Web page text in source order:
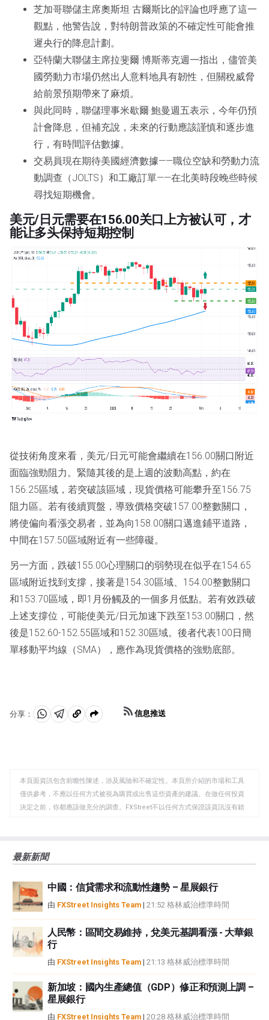
芝加哥聯儲主席奧斯坦·古爾斯比的評論也呼應了這一
觀點，他警告說，對特朗普政策的不確定性可能會推
遲央行的降息計劃。
亞特蘭大聯儲主席拉斐爾·博斯蒂克週一指出，儘管美
國勞動力市場仍然出人意料地具有韌性，但關稅威脅
給前景預期帶來了麻煩。
與此同時，聯儲理事米歇爾·鮑曼週五表示，今年仍預
計會降息，但補充說，未來的行動應該謹慎和逐步進
行，有時間評估數據。
交易員現在期待美國經濟數據——職位空缺和勞動力流
動調查（JOLTS）和工廠訂單——在北美時段晚些時候
尋找短期機會。
美元/日元需要在156.00关口上方被认可，才
能让多头保持短期控制
從技術角度來看，美元/日元可能會繼續在156.00關口附近
面臨強勁阻力。緊隨其後的是上週的波動高點，約在
156.25區域，若突破該區域，現貨價格可能攀升至156.75
阻力區。若有後續買盤，導致價格突破157.00整數關口，
將使偏向看漲交易者，並為向158.00關口邁進鋪平道路，
中間在157.50區域附近有一些障礙。
另一方面，跌破155.00心理關口的弱勢現在似乎在154.65
區域附近找到支撐，接著是154.30區域、154.00整數關口
和153.70區域，即1月份觸及的一個多月低點。若有效跌破
上述支撐位，可能使美元/日元加速下跌至153.00關口，然
後是152.60-152.55區域和152.30區域。後者代表100日簡
單移動平均線（SMA），應作為現貨價格的強勁底部。
分享：
分 分 複
板
信息推送
本頁面資訊包含前瞻性陳述，涉及風險和不確定性。本頁所介紹的市場和工具
僅供參考，不應以任何方式被視為購買或出售這些資產的建議。在做任何投資
決定之前，你都應該做充分的調查。FXStreet不以任何方式保證該資訊沒有錯
觀點，並不代表FXStreet或其廣告商的官方政策或立場。作者不對本頁連結的
如果文章正文中沒有明確提到，在撰寫本文時，作者在本文中提到的任何股票
中都沒有頭寸，也沒有與文中提到的任何公司有業務關係。除了FXStreet，作
者沒有收到撰寫這篇文章的報酬。
FXStreet和作者不提供個性化的建議。作者對該資訊的準確性、完整性或適用
性不作任何陳述。FXStreet和作者將不承擔任何錯誤，遺漏或任何損失，傷害
或損害由此資訊及其顯示或使用引起的。錯誤和遺漏除外。本文作者和
FXStreet並非註冊投資顧問，本文內容無意提供任何投資建議。
最新新聞
中國：信貸需求和流動性趨勢 – 星展銀行
由 FXStreet Insights Team | 21:52 格林威治標準時間
人民幣：區間交易維持，兌美元基調看漲 - 大華銀
行
由 FXStreet Insights Team | 21:13 格林威治標準時間
新加坡：國內生產總值（GDP）修正和預測上調 –
星展銀行
由 FXStreet Insights Team | 20:28 格林威治標準時間